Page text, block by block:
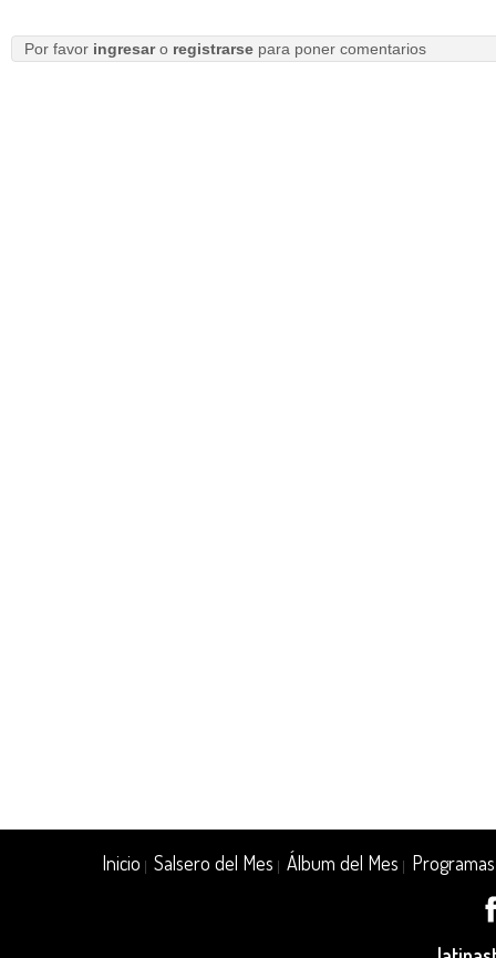
Por favor ingresaro registrarsepara poner comentarios
Inicio |Salsero del Mes |Álbum del Mes Programas